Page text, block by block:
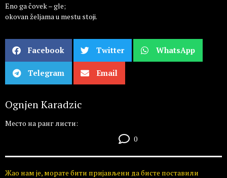
Eno ga čovek – gle;
okovan željama u mestu stoji.
Facebook Twitter WhatsApp
Telegram Email
Ognjen Karadzic
Место на ранг листи:
0
Жао нам је, морате бити пријављени да бисте поставили